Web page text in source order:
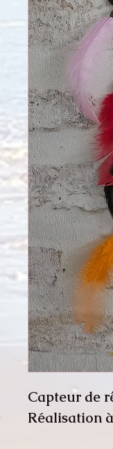
Capteur de
Réalisation